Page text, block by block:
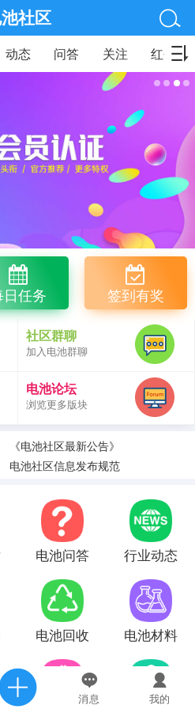
消息 我的
社区
动态 问答 关注 红包
日任务 签到有奖
社区群聊
加入电池群聊
电池论坛
浏览更多版块
《电池社区最新公告》
电池社区信息发布规范
电池问答 行业动态
电池回收 电池材料